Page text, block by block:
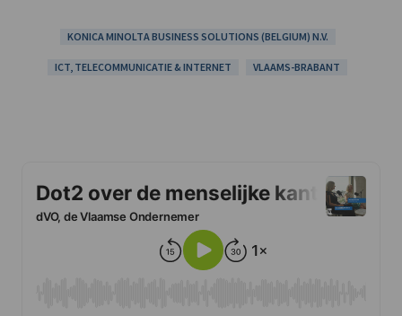
KONICA MINOLTA BUSINESS SOLUTIONS (BELGIUM) N.V.
ICT, TELECOMMUNICATIE & INTERNET VLAAMS-BRABANT